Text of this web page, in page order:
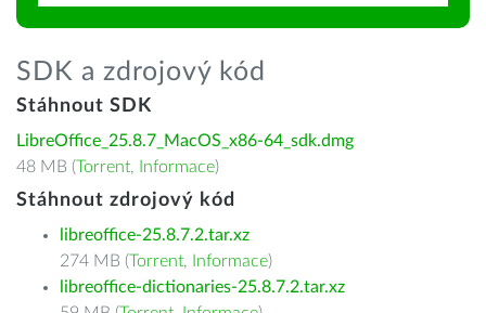
SDK a zdrojový kód
Stáhnout SDK
LibreOffice_25.8.7_MacOS_x86-64_sdk.dmg
48 MB (Torrent, Informace)
Stáhnout zdrojový kód
libreoffice-25.8.7.2.tar.xz
274 MB (Torrent, Informace)
libreoffice-dictionaries-25.8.7.2.tar.xz